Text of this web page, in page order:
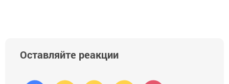
Оставляйте реакции